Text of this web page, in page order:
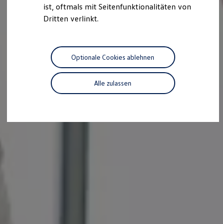
Software Updates
Service und Ersatzteile
Motorenöl und Flüssigkeiten
Räder und Reifen
Pannen- und Unfallhilfe
Economy Service
Volkswagen Teile
Zubehör
ist, oftmals mit Seitenfunktionalitäten von
Dritten verlinkt.
Alle zulassen
Optionale Cookies ablehnen